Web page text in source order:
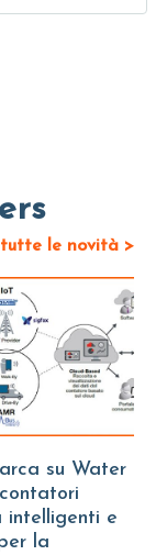
le novità >
intelligenti e
la